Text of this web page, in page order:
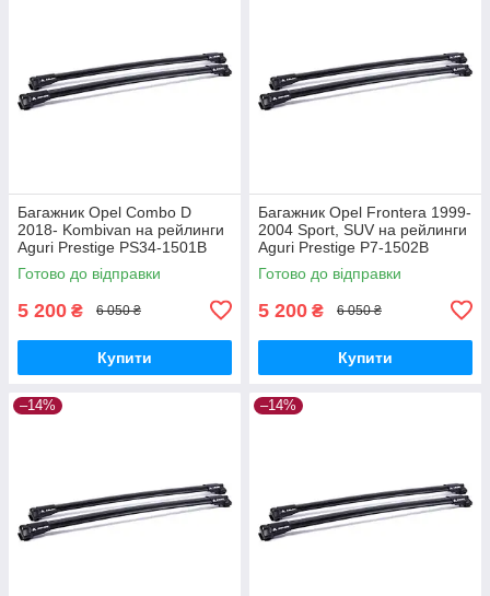
Багажник Opel Combo D
2018- Kombivan на рейлинги
Aguri Prestige PS34-1501B
Готово до відправки
5 200 ₴ 6 050 ₴
Купити
Багажник Opel Frontera 1999-
2004 Sport, SUV на рейлинги
Aguri Prestige P7-1502B
Готово до відправки
5 200 ₴ 6 050 ₴
Купити
–14% –14%